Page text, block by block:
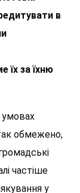
в
їх за їхню
умовах
обмежено,
частіше
у